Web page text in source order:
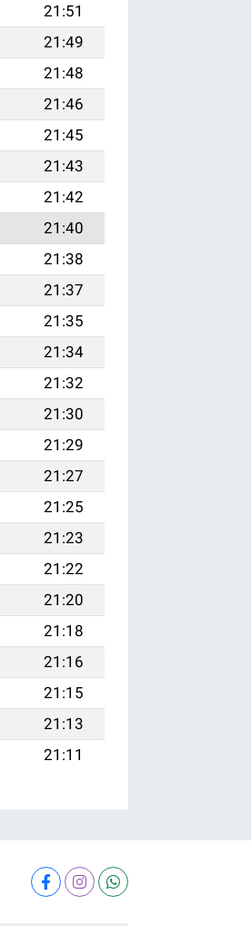
21:51
21:49
21:48
21:46
21:45
21:43
21:42
21:40
21:38
21:37
21:35
21:34
21:32
21:30
21:29
21:27
21:25
21:23
21:22
21:20
21:18
21:16
21:15
21:13
21:11